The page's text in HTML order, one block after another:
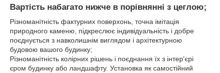
Вартість набагато нижче в порівнянні з цеглою;
Різноманітність фактурних поверхонь, точна імітація
природного каменю, підкреслює індивідуальність і добре
поєднується з навколишнім виглядом і архітектурною
будовою вашого будинку;
Різноманітність колірних рішень і поєднання їх з інтер'єрі
єром будинку або ландшафту. Установка як самостійний